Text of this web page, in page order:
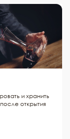
и хранить
открытия